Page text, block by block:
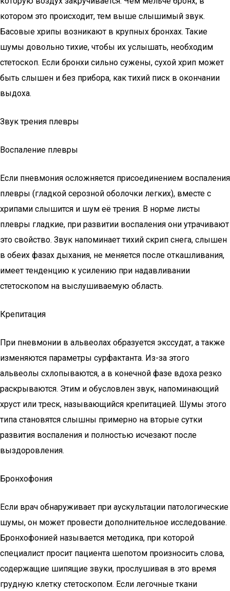
котором это происходит, тем выше слышимый звук.
Басовые хрипы возникают в крупных бронхах. Такие
шумы довольно тихие, чтобы их услышать, необходим
стетоскоп. Если бронхи сильно сужены, сухой хрип может
быть слышен и без прибора, как тихий писк в окончании
выдоха.
Звук трения плевры
Воспаление плевры
Если пневмония осложняется присоединением воспаления
плевры (гладкой серозной оболочки легких), вместе с
хрипами слышится и шум её трения. В норме листы
плевры гладкие, при развитии воспаления они утрачивают
это свойство. Звук напоминает тихий скрип снега, слышен
в обеих фазах дыхания, не меняется после откашливания,
имеет тенденцию к усилению при надавливании
стетоскопом на выслушиваемую область.
Крепитация
При пневмонии в альвеолах образуется экссудат, а также
изменяются параметры сурфактанта. Из-за этого
альвеолы схлопываются, а в конечной фазе вдоха резко
раскрываются. Этим и обусловлен звук, напоминающий
хруст или треск, называющийся крепитацией. Шумы этого
типа становятся слышны примерно на вторые сутки
развития воспаления и полностью исчезают после
выздоровления.
Бронхофония
Если врач обнаруживает при аускультации патологические
шумы, он может провести дополнительное исследование.
Бронхофонией называется методика, при которой
специалист просит пациента шепотом произносить слова,
содержащие шипящие звуки, прослушивая в это время
грудную клетку стетоскопом. Если легочные ткани